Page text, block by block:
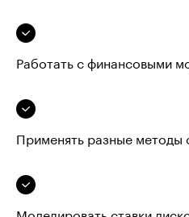
Работать с финансовыми
Применять разные методы